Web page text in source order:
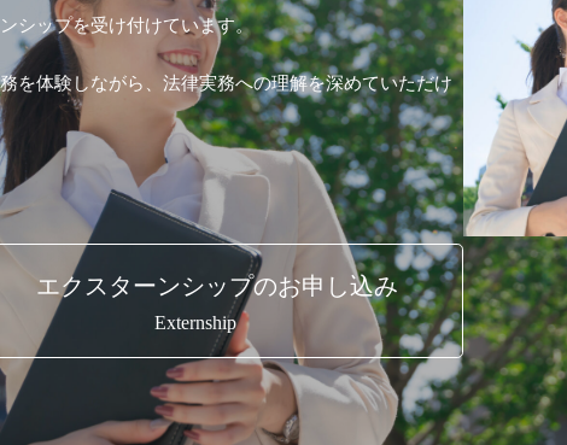
シップを受け付けています。
を体験しながら、法律実務への理解を深めていただけ
エクスターンシップのお申し込み
Externship